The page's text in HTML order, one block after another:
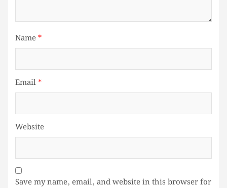
Name*
Email*
Website
Save my name, email, and website in this browser for